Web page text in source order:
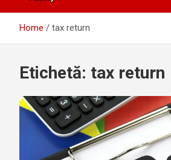
Home tax return
Etichetă: tax return